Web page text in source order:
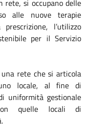
rete, si occupano delle
alle nuove terapie
l’utilizzo
per il Servizio
rete che si articola
locale, al fine di
uniformità gestionale
quelle locali di